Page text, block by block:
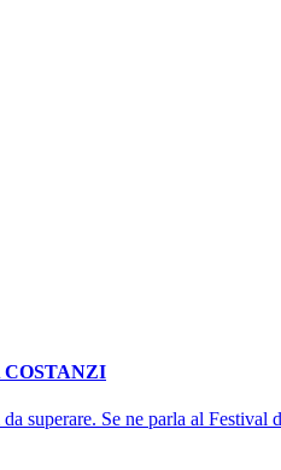
superare. Se ne parla al